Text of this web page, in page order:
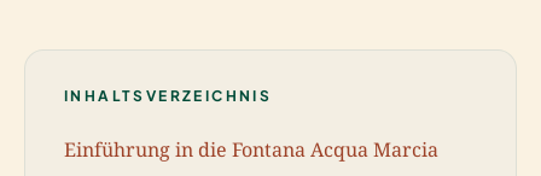
INHALTSVERZEICHNIS
Einführung in die Fontana Acqua Marcia